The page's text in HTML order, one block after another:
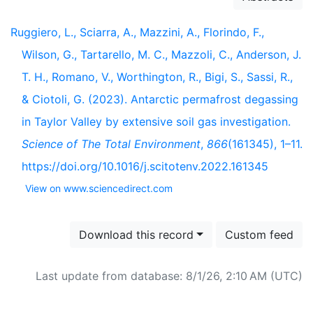
Ruggiero, L., Sciarra, A., Mazzini, A., Florindo, F.,
Wilson, G., Tartarello, M. C., Mazzoli, C., Anderson, J.
T. H., Romano, V., Worthington, R., Bigi, S., Sassi, R.,
& Ciotoli, G. (2023). Antarctic permafrost degassing
in Taylor Valley by extensive soil gas investigation.
Science of The Total Environment, 866(161345), 1–11.
https://doi.org/10.1016/j.scitotenv.2022.161345
View on www.sciencedirect.com
Download this record Custom feed
Last update from database: 8/1/26, 2:10 AM (UTC)